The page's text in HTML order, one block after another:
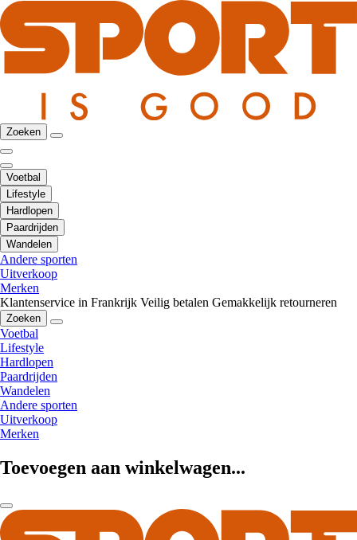
Zoeken
Voetbal
Lifestyle
Hardlopen
Paardrijden
Wandelen
Andere sporten
Uitverkoop
Merken
Klantenservice in Frankrijk Veilig betalen Gemakkelijk retourneren
Zoeken
Voetbal
Lifestyle
Hardlopen
Paardrijden
Wandelen
Andere sporten
Uitverkoop
Merken
Toevoegen aan winkelwagen...